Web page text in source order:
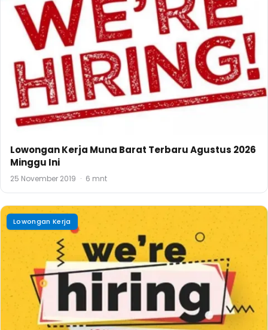
Lowongan Kerja Muna Barat Terbaru Agustus 2026
Minggu Ini
25 November 2019 · 6 mnt
Lowongan Kerja